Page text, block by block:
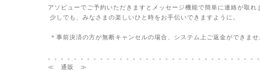
アソビューでご予約いただきますとメッセージ機能で簡単に連絡が取れ
少しでも、みなさまの楽しいひと時をお手伝いできますように。
＊事前決済の方が無断キャンセルの場合、システム上ご返金ができませ
。。。。。。。。。。。。。。。。。。。。。。。。。。。。。。。。
≪ 通販 ≫